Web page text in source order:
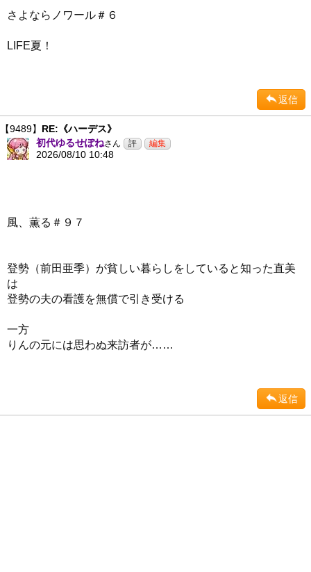
さよならノワール＃６
LIFE夏！
返信
【9489】 RE:《ハーデス》
初代ゆるせぽねさん
2026/08/10 10:48
風、薫る＃９７
登勢（前田亜季）が貧しい暮らしをしていると知った直美
は
登勢の夫の看護を無償で引き受ける
一方
りんの元には思わぬ来訪者が……
返信